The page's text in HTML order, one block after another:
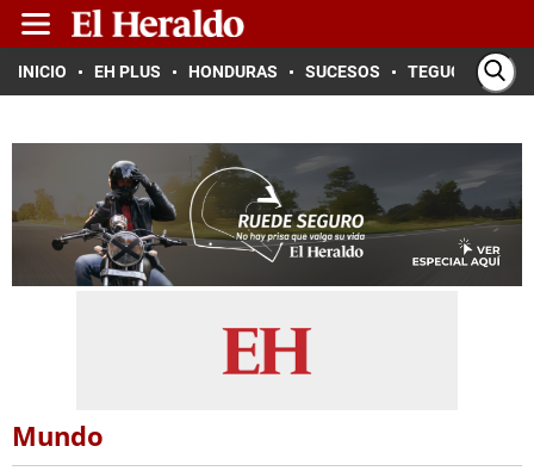
INICIO EH PLUS HONDURAS SUCESOS TEGUCIGALPA
Mundo